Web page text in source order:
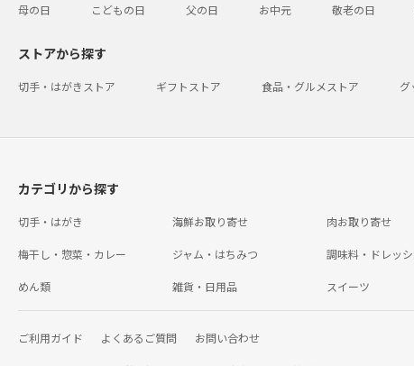
母の日 こどもの日 父の日 お中元 敬老の日
ストアから探す
切手・はがきストア ギフトストア 食品・グルメストア グ
カテゴリから探す
切手・はがき 海鮮お取り寄せ 肉お取り寄せ
梅干し・惣菜・カレー ジャム・はちみつ 調味料・ドレッ
めん類 雑貨・日用品 スイーツ
ご利用ガイド よくあるご質問 お問い合わせ